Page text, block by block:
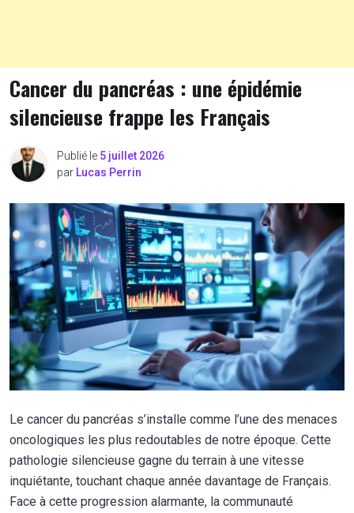
Cancer du pancréas : une épidémie
silencieuse frappe les Français
Publié le 5 juillet 2026
par Lucas Perrin
Le cancer du pancréas s’installe comme l’une des menaces
oncologiques les plus redoutables de notre époque. Cette
pathologie silencieuse gagne du terrain à une vitesse
inquiétante, touchant chaque année davantage de Français.
Face à cette progression alarmante, la communauté